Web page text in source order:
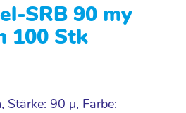
SRB 90 my
100 Stk
90 µ, Farbe: